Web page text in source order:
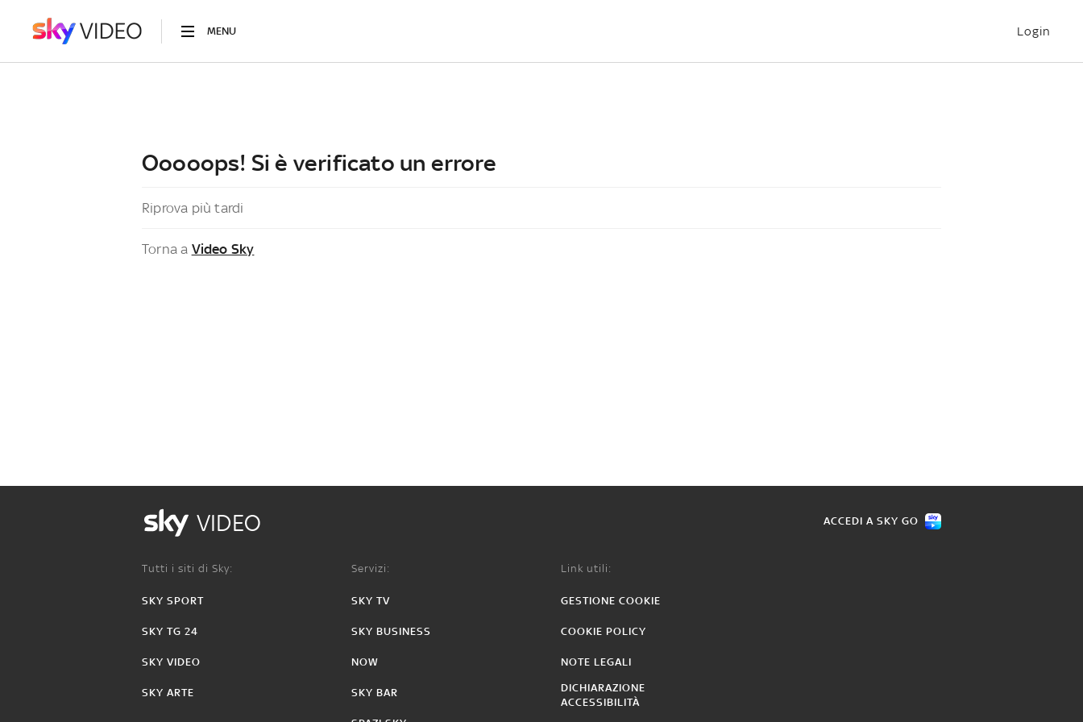
MENU Login
Ooooops! Si è verificato un errore
Riprova più tardi
Torna a Video Sky
VIDEO ACCEDI A SKY GO
Tutti i siti di Sky:
SKY SPORT
SKY TG 24
SKY VIDEO
SKY ARTE
Servizi:
SKY TV
SKY BUSINESS
NOW
SKY BAR
Link utili:
GESTIONE COOKIE
COOKIE POLICY
NOTE LEGALI
DICHIARAZIONE
ACCESSIBILITÀ